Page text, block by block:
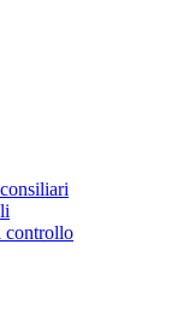
controllo